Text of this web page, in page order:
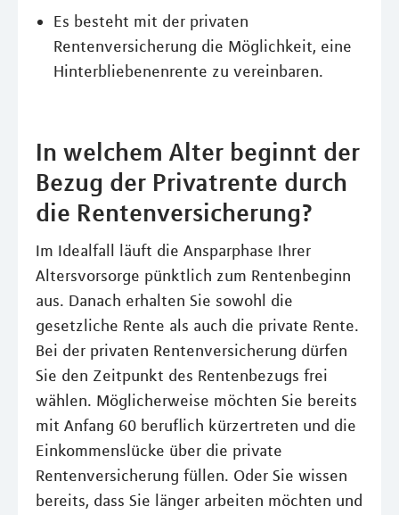
Es besteht mit der privaten
Rentenversicherung die Möglichkeit, eine
Hinterbliebenenrente zu vereinbaren.
In welchem Alter beginnt der
Bezug der Privatrente durch
die Rentenversicherung?
Im Idealfall läuft die Ansparphase Ihrer
Altersvorsorge pünktlich zum Rentenbeginn
aus. Danach erhalten Sie sowohl die
gesetzliche Rente als auch die private Rente.
Bei der privaten Rentenversicherung dürfen
Sie den Zeitpunkt des Rentenbezugs frei
wählen. Möglicherweise möchten Sie bereits
mit Anfang 60 beruflich kürzertreten und die
Einkommenslücke über die private
Rentenversicherung füllen. Oder Sie wissen
bereits, dass Sie länger arbeiten möchten und